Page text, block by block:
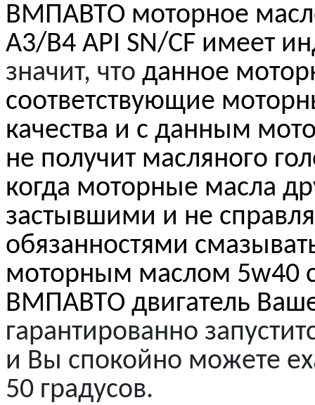
ВМПАВТО моторное
A3/B4 API SN/CF имеет
значит, что данное
соответствующие
качества и с данным
не получит масляного
когда моторные масла
застывшими и не
обязанностями
моторным маслом 5w40
ВМПАВТО двигатель
гарантированно
и Вы спокойно можете
50 градусов.